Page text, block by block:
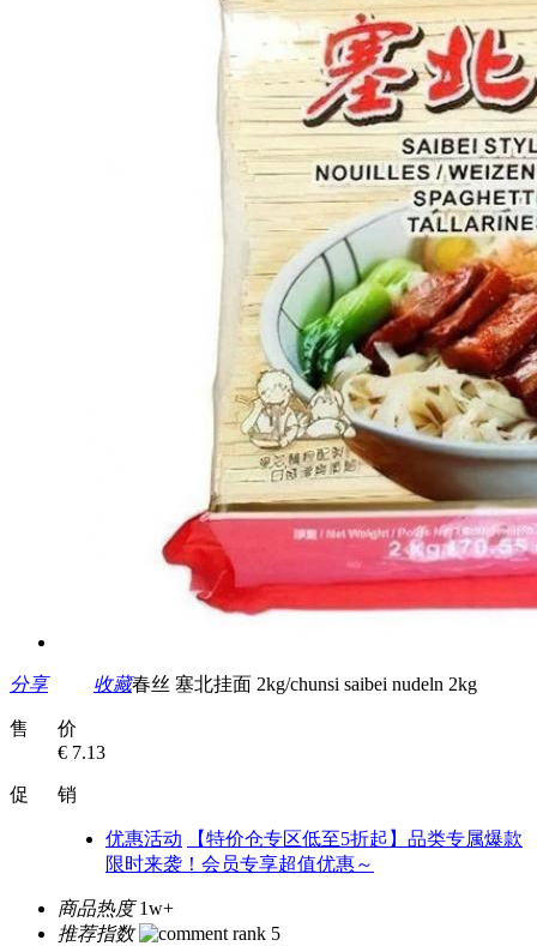
分享 收藏春丝 塞北挂面 2kg/chunsi saibei nudeln 2kg
售 价
€ 7.13
促 销
优惠活动
【特价仓专区低至5折起】品类专属爆款
限时来袭！会员专享超值优惠～
商品热度 1w+
推荐指数